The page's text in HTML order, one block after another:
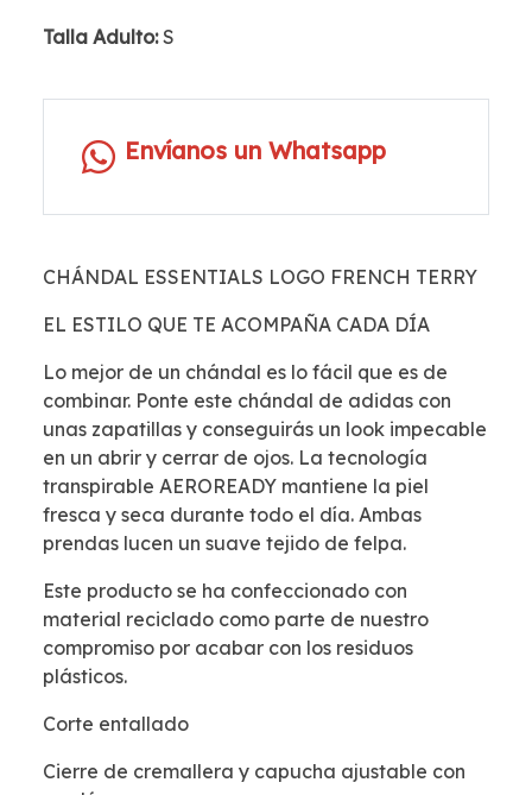
Talla Adulto: S
Envíanos un Whatsapp
CHÁNDAL ESSENTIALS LOGO FRENCH TERRY
EL ESTILO QUE TE ACOMPAÑA CADA DÍA
Lo mejor de un chándal es lo fácil que es de
combinar. Ponte este chándal de adidas con
unas zapatillas y conseguirás un look impecable
en un abrir y cerrar de ojos. La tecnología
transpirable AEROREADY mantiene la piel
fresca y seca durante todo el día. Ambas
prendas lucen un suave tejido de felpa.
Este producto se ha confeccionado con
material reciclado como parte de nuestro
compromiso por acabar con los residuos
plásticos.
Corte entallado
Cierre de cremallera y capucha ajustable con